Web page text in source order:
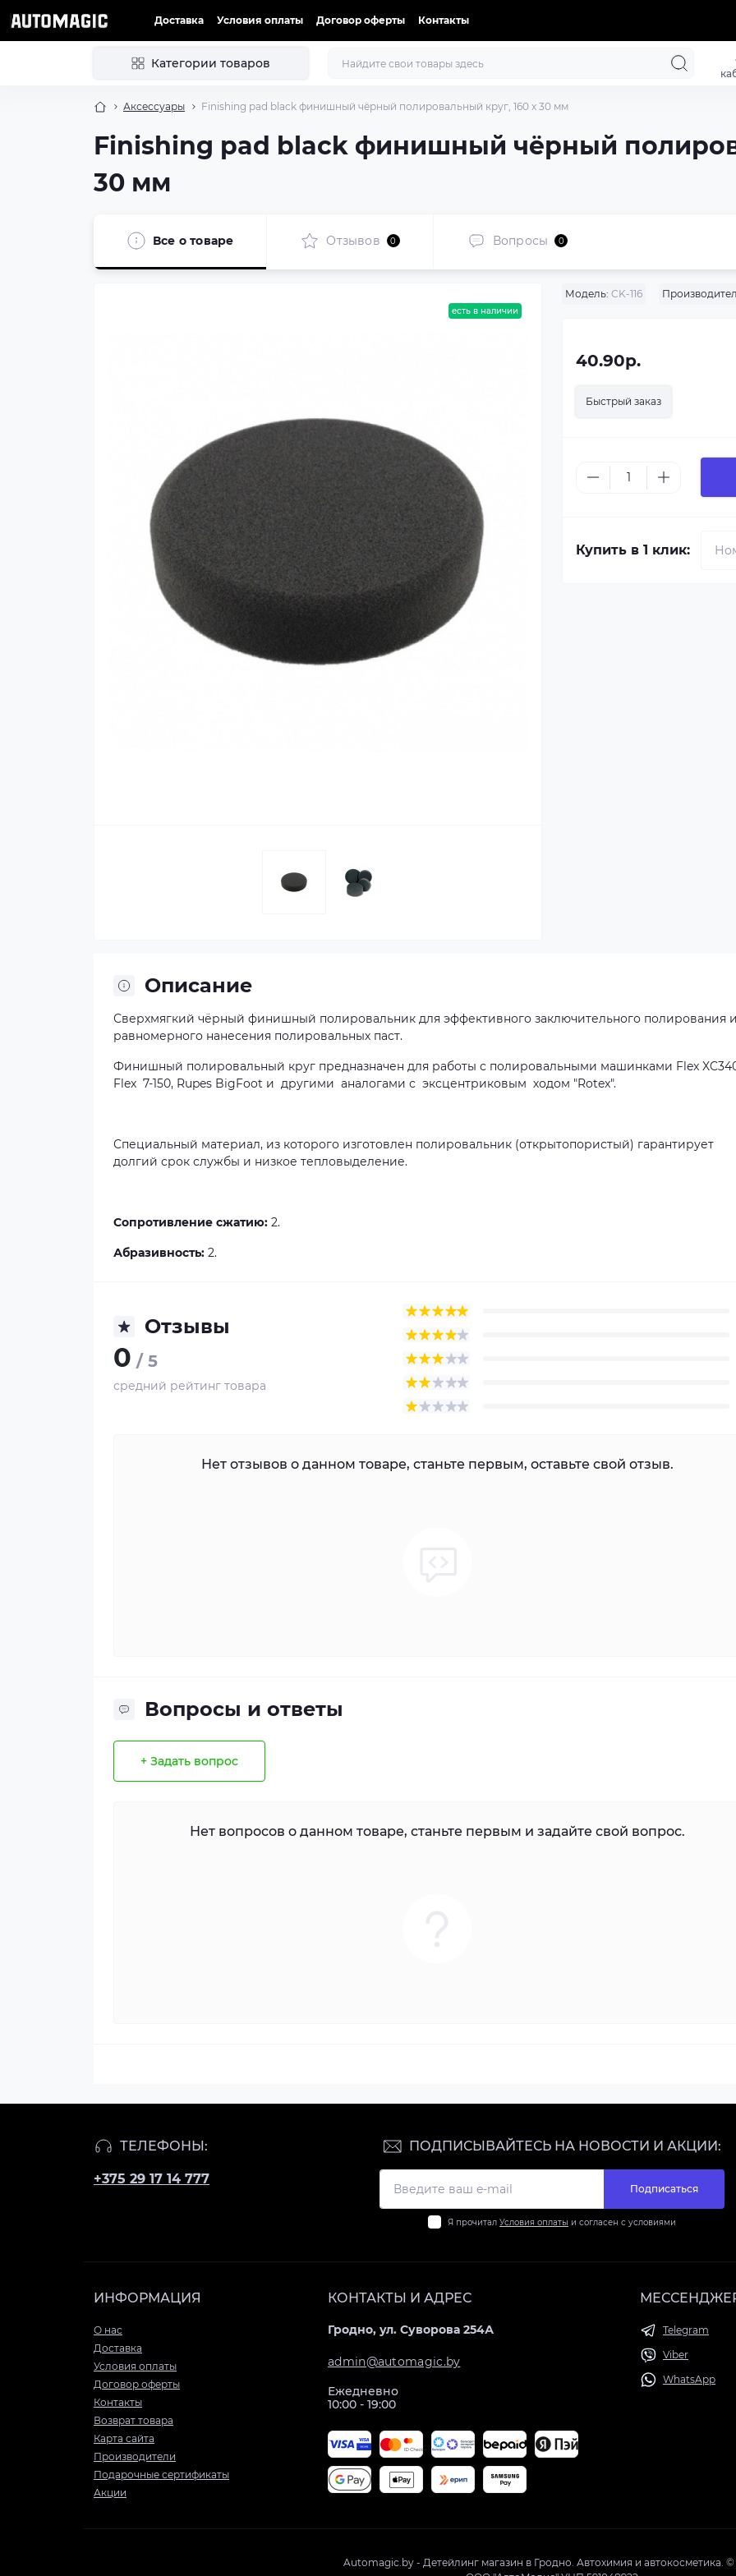
Доставка Условия оплаты Договор оферты Контакты
Категории товаров
Аксессуары Finishing pad black финишный чёрный полировальный круг, 160 x 30 мм
Finishing pad black финишный чёрный
30 мм
Все о товаре Отзывов 0 Вопросы 0
есть в наличии
Модель: CK-116
40.90р.
Быстрый заказ
Купить в 1 клик:
Описание
Сверхмягкий чёрный финишный полировальник для эффективного заключительного полирования
равномерного нанесения полировальных паст.
Финишный полировальный круг предназначен для работы с полировальными машинками Flex
Flex 7-150, Rupes BigFoot и другими аналогами с эксцентриковым ходом "Rotex".
Специальный материал, из которого изготовлен полировальник (открытопористый) гарантирует
долгий срок службы и низкое тепловыделение.
Сопротивление сжатию: 2.
Абразивность: 2.
Отзывы
0 / 5
средний рейтинг товара
Нет отзывов о данном товаре, станьте первым, оставьте свой отзыв.
Вопросы и ответы
+ Задать вопрос
Нет вопросов о данном товаре, станьте первым и задайте свой вопрос.
ТЕЛЕФОНЫ:
+375 29 17 14 777
ПОДПИСЫВАЙТЕСЬ НА НОВОСТИ И АКЦИИ:
Подписаться
Я прочитал Условия оплаты и согласен с условиями
ИНФОРМАЦИЯ
О нас
Доставка
Условия оплаты
Договор оферты
Контакты
Возврат товара
Карта сайта
Производители
Подарочные сертификаты
Акции
КОНТАКТЫ И АДРЕС
Гродно, ул. Суворова 254А
admin@automagic.by
Ежедневно
10:00 - 19:00
Telegram
Viber
WhatsApp
Automagic.by - Детейлинг магазин в Гродно. Автохимия и автокосметика. ©